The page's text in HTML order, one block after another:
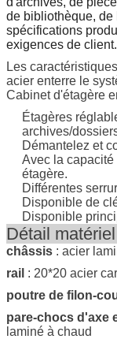
de bibliothèque,
spécifications
exigences de client.
Les
acier enterre le
Cabinet d'étagère
Étagères
archives/
Démantelez et
Avec la
étagère.
Différentes
Disponible de
Disponible
Détail
châssis : acier
rail : 20*20 acier
poutre de filon-
pare-chocs d'axe
laminé à chaud